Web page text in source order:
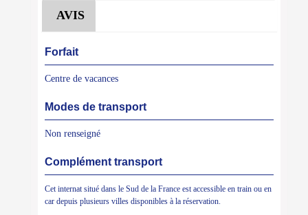
AVIS
Forfait
Centre de vacances
Modes de transport
Non renseigné
Complément transport
Cet internat situé dans le Sud de la France est accessible en train ou en
car depuis plusieurs villes disponibles à la réservation.